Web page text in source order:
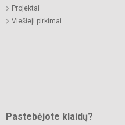
Projektai
Viešieji pirkimai
Pastebėjote klaidų?